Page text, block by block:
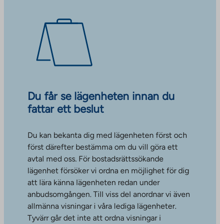
Du får se lägenheten innan du
fattar ett beslut
Du kan bekanta dig med lägenheten först och
först därefter bestämma om du vill göra ett
avtal med oss. För bostadsrättssökande
lägenhet försöker vi ordna en möjlighet för dig
att lära känna lägenheten redan under
anbudsomgången. Till viss del anordnar vi även
allmänna visningar i våra lediga lägenheter.
Tyvärr går det inte att ordna visningar i